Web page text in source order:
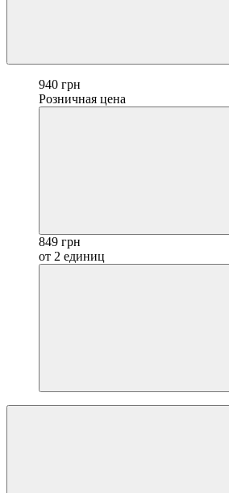
940 грн
Розничная цена
849 грн
от 2 единиц